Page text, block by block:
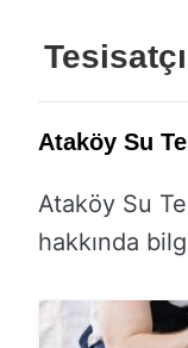
Tesisatçı
Ataköy Su
Ataköy Su
hakkında